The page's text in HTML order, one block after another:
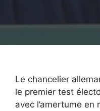
Le chancelier
le premier test
avec l’amertume